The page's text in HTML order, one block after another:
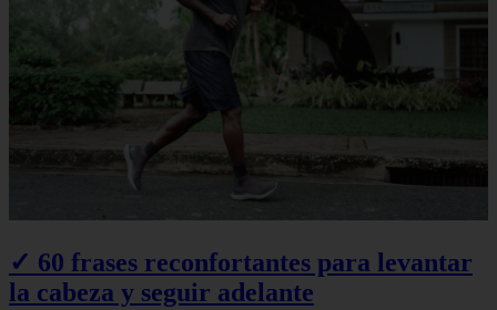
✓ 60 frases reconfortantes para levantar
la cabeza y seguir adelante